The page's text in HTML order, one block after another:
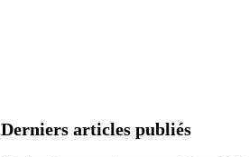
Derniers articles publiés